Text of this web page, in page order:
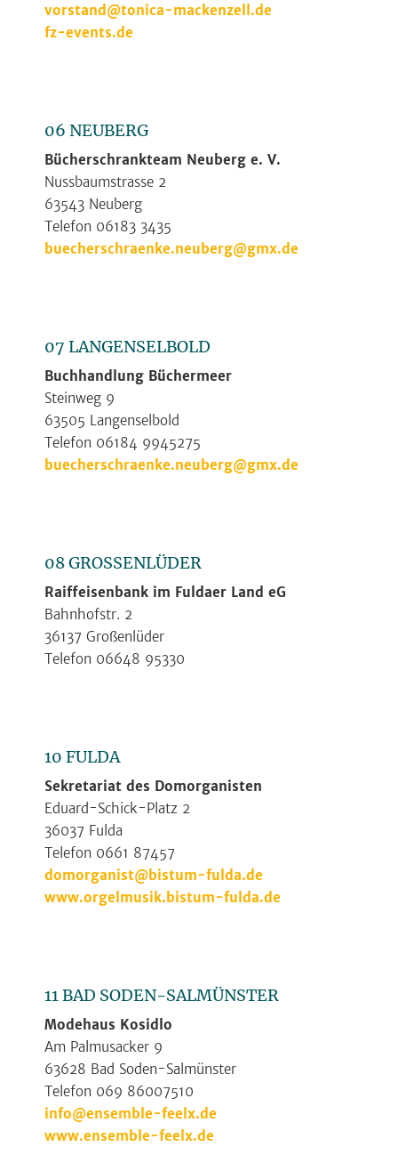
vorstand@tonica-mackenzell.de
fz-events.de
06 NEUBERG
Bücherschrankteam Neuberg e. V.
Nussbaumstrasse 2
63543 Neuberg
Telefon 06183 3435
buecherschraenke.neuberg@gmx.de
07 LANGENSELBOLD
Buchhandlung Büchermeer
Steinweg 9
63505 Langenselbold
Telefon 06184 9945275
buecherschraenke.neuberg@gmx.de
08 GROSSENLÜDER
Raiffeisenbank im Fuldaer Land eG
Bahnhofstr. 2
36137 Großenlüder
Telefon 06648 95330
10 FULDA
Sekretariat des Domorganisten
Eduard-Schick-Platz 2
36037 Fulda
Telefon 0661 87457
domorganist@bistum-fulda.de
www.orgelmusik.bistum-fulda.de
11 BAD SODEN-SALMÜNSTER
Modehaus Kosidlo
Am Palmusacker 9
63628 Bad Soden-Salmünster
Telefon 069 86007510
info@ensemble-feelx.de
www.ensemble-feelx.de